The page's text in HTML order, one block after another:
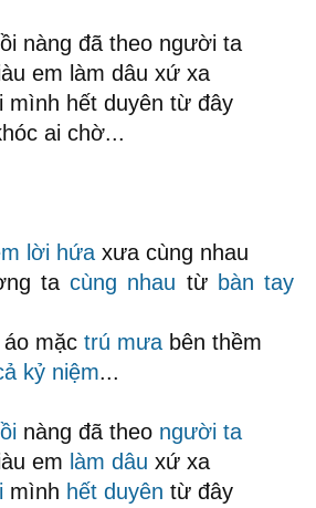
nàng đã theo người ta
em làm dâu xứ xa
mình hết duyên từ đây
ai chờ...
lời hứa xưa cùng nhau
tacùng nhau từ bàn tay
mặc trú mưa bên thềm
kỷ niệm...
nàng đã theo người ta
em làm dâu xứ xa
mình hết duyên từ đây